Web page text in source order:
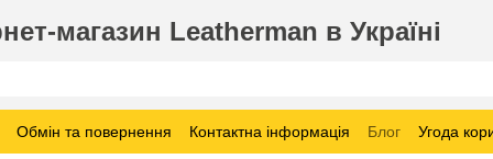
магазин Leatherman в Україні
Обмін та повернення Контактна інформація Блог Угода